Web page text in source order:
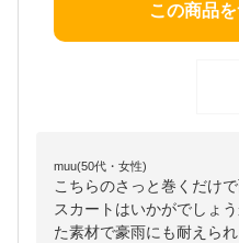
この商品
muu(50代・女性)
こちらのさっと巻くだけ
スカートはいかがでしょ
た素材で豪雨にも耐えられ